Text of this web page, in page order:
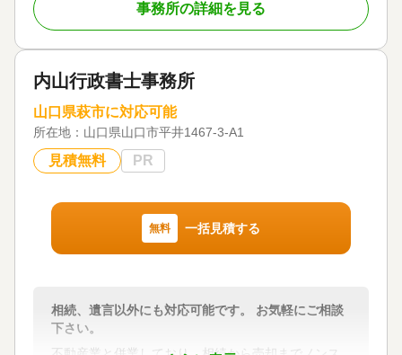
山口県西部・中部
対応業務
手続き / 戸籍収集 / 相続人調査
対応体制
訪問可 / 初回相談無料 / 事務所面談可
事務所の詳細を見る
内山行政書士事務所
山口県萩市に対応可能
所在地： 山口県山口市平井1467-3-A1
見積無料 PR
無料 一括見積する
相続、遺言以外にも対応可能です。 お気軽にご相談
下さい。